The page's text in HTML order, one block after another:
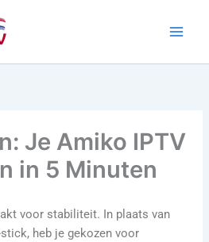
Je Amiko IPTV
in 5 Minuten
voor stabiliteit. In plaats van
heb je gekozen voor